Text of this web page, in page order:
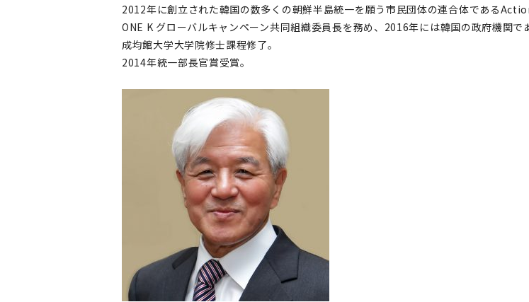
2012年に創立された韓国の数多くの朝鮮半島統一を願う市民団体の連合体である
ONE K グローバルキャンペーン共同組織委員長を務め、2016年には韓国の政府機関で
成均館大学大学院修士課程修了。
2014年統一部長官賞受賞。